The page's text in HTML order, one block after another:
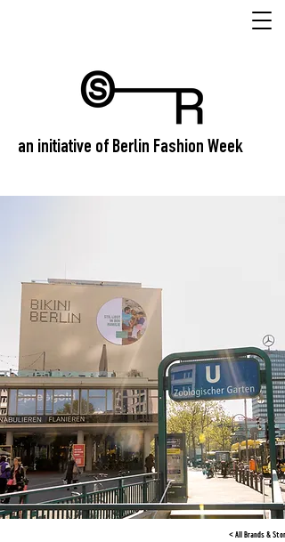
an initiative of Berlin Fashion Week
< All Brands &